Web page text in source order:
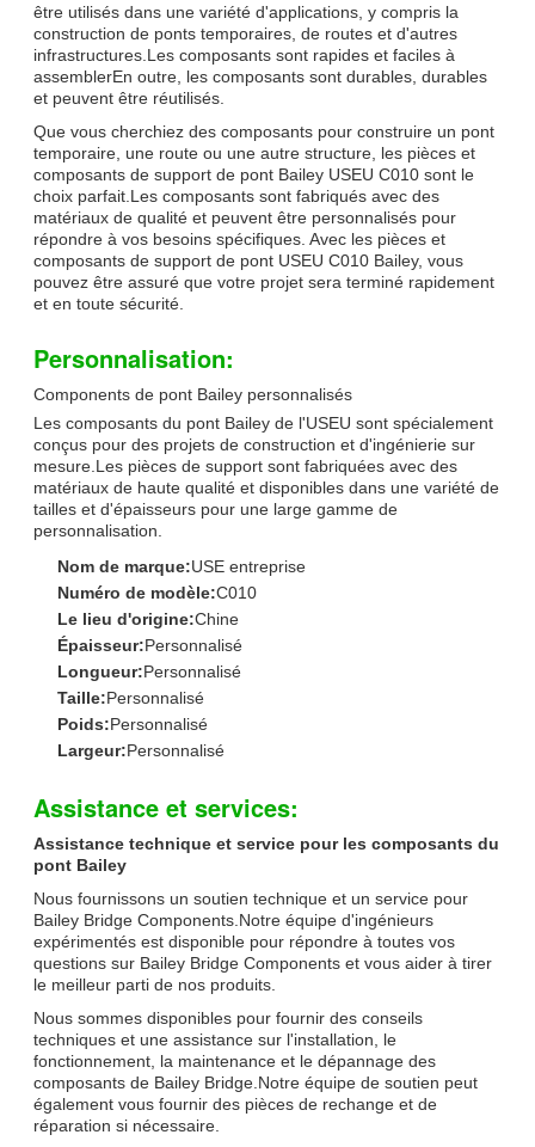
être utilisés dans une variété d'applications, y compris la
construction de ponts temporaires, de routes et d'autres
infrastructures.Les composants sont rapides et faciles à
assemblerEn outre, les composants sont durables, durables
et peuvent être réutilisés.
Que vous cherchiez des composants pour construire un pont
temporaire, une route ou une autre structure, les pièces et
composants de support de pont Bailey USEU C010 sont le
choix parfait.Les composants sont fabriqués avec des
matériaux de qualité et peuvent être personnalisés pour
répondre à vos besoins spécifiques. Avec les pièces et
composants de support de pont USEU C010 Bailey, vous
pouvez être assuré que votre projet sera terminé rapidement
et en toute sécurité.
Personnalisation:
Components de pont Bailey personnalisés
Les composants du pont Bailey de l'USEU sont spécialement
conçus pour des projets de construction et d'ingénierie sur
mesure.Les pièces de support sont fabriquées avec des
matériaux de haute qualité et disponibles dans une variété de
tailles et d'épaisseurs pour une large gamme de
personnalisation.
Nom de marque:USE entreprise
Numéro de modèle:C010
Le lieu d'origine:Chine
Épaisseur:Personnalisé
Longueur:Personnalisé
Taille:Personnalisé
Poids:Personnalisé
Largeur:Personnalisé
Assistance et services:
Assistance technique et service pour les composants du
pont Bailey
Nous fournissons un soutien technique et un service pour
Bailey Bridge Components.Notre équipe d'ingénieurs
expérimentés est disponible pour répondre à toutes vos
questions sur Bailey Bridge Components et vous aider à tirer
le meilleur parti de nos produits.
Nous sommes disponibles pour fournir des conseils
techniques et une assistance sur l'installation, le
fonctionnement, la maintenance et le dépannage des
composants de Bailey Bridge.Notre équipe de soutien peut
également vous fournir des pièces de rechange et de
réparation si nécessaire.